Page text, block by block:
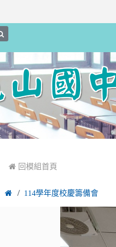
 回模組首頁
 114學年度校慶籌備會